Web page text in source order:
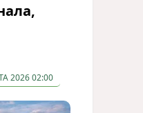
2026 02:00